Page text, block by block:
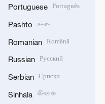
Portuguese Português
Pashto پښتو
Romanian Română
Russian Русский
Serbian Српски
Sinhala සිංහල